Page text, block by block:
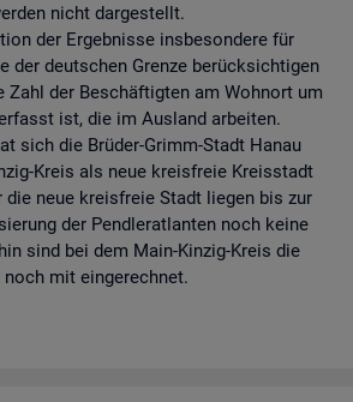
nicht dargestellt.
der Ergebnisse insbesondere für
der deutschen Grenze berücksichtigen
Zahl der Beschäftigten am Wohnort um
ist, die im Ausland arbeiten.
sich die Brüder-Grimm-Stadt Hanau
Kreis als neue kreisfreie Kreisstadt
die neue kreisfreie Stadt liegen bis zur
der Pendleratlanten noch keine
sind bei dem Main-Kinzig-Kreis die
noch mit eingerechnet.